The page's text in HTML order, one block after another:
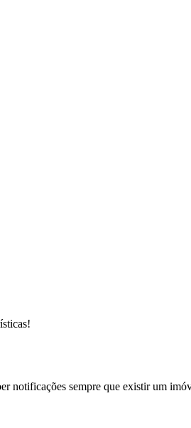
notificações sempre que existir um